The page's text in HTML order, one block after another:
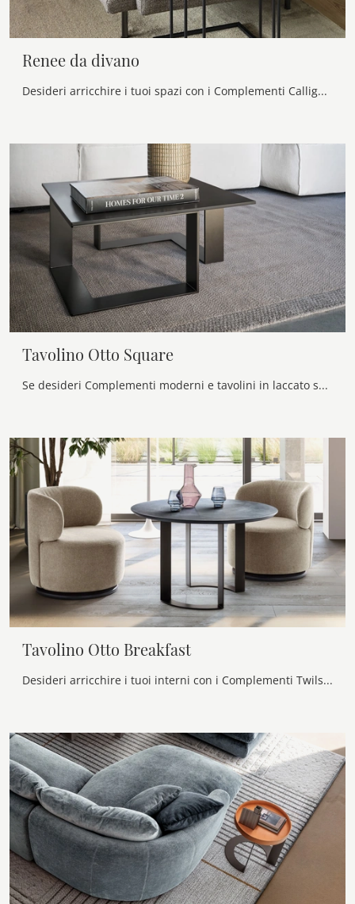
Renee da divano
Desideri arricchire i tuoi spazi con i Complementi Calligaris? Ti presentiamo molteplici modelli di tavolini in vetro come Renee da divano.
Tavolino Otto Square
Se desideri Complementi moderni e tavolini in laccato scopri di più sul modello Tavolino Otto Square dell'azienda Twils.
Tavolino Otto Breakfast
Desideri arricchire i tuoi interni con i Complementi Twils? Ecco qui differenti modelli di tavolini in materico come Tavolino Otto Breakfast.